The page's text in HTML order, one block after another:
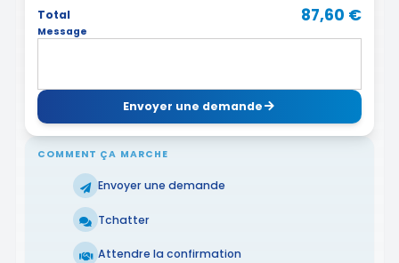
Total
87,60 €
Message
Envoyer une demande
COMMENT ÇA MARCHE
Envoyer une demande
Tchatter
Attendre la confirmation